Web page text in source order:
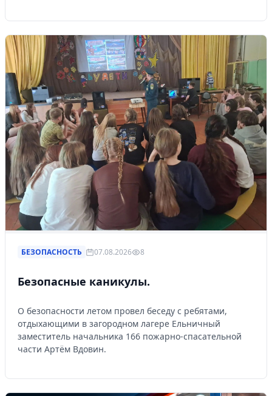
БЕЗОПАСНОСТЬ 07.08.2026 8
Безопасные каникулы.
О безопасности летом провел беседу с ребятами,
отдыхающими в загородном лагере Ельничный
заместитель начальника 166 пожарно-спасательной
части Артём Вдовин.